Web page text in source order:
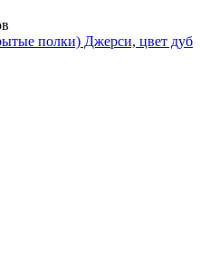
полки) Джерси, цвет дуб